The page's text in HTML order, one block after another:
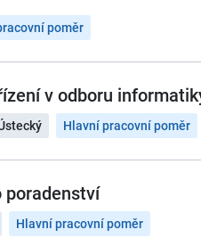
poměr
v odboru
Hlavní pracovní poměr
poradenství
Hlavní pracovní poměr